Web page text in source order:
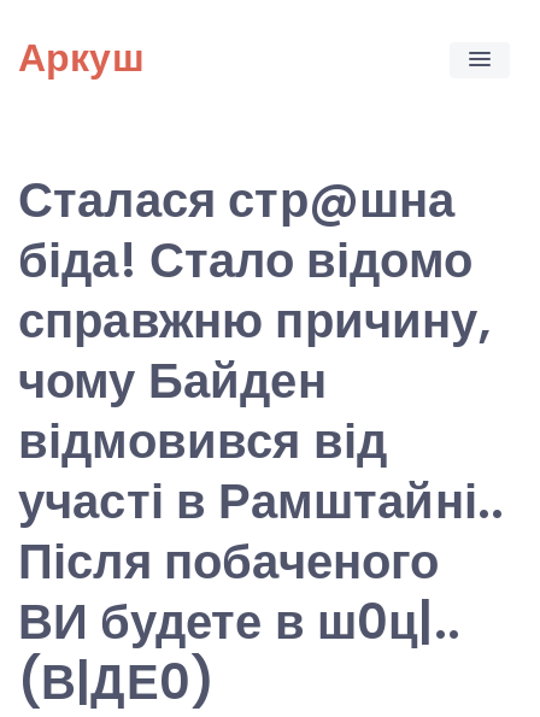
content
Аркуш
Сталася стр@шна
біда! Стало відомо
справжню причину,
чому Байден
відмовився від
участі в Рамштайні..
Після побаченого
ВИ будете в ш0ц|..
(В|ДЕ0)